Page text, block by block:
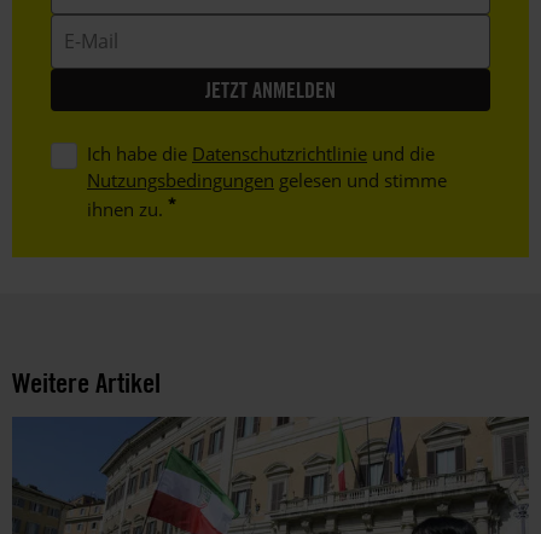
Mail
Ich habe die Datenschutzrichtlinie und die
Nutzungsbedingungen gelesen und stimme
ihnen zu.
Weitere Artikel